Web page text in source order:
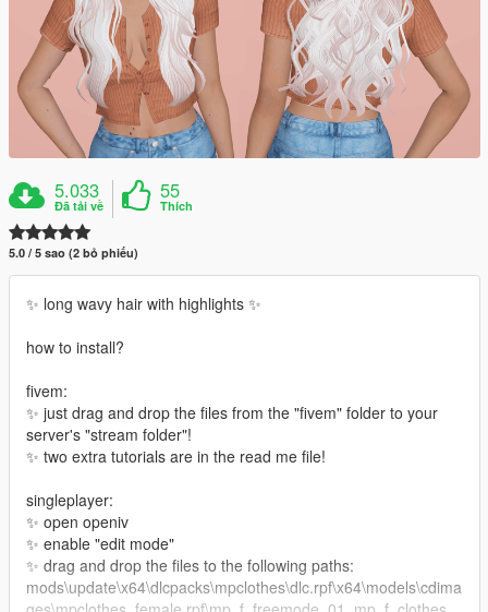
5.033
Đã tải về
55
Thích
5.0 / 5 sao (2 bỏ phiếu)
✨ long wavy hair with highlights ✨
how to install?
fivem:
✨ just drag and drop the files from the "fivem" folder to your
server's "stream folder"!
✨ two extra tutorials are in the read me file!
singleplayer:
✨ open openiv
✨ enable "edit mode"
✨ drag and drop the files to the following paths:
mods\update\x64\dlcpacks\mpclothes\dlc.rpf\x64\models\cdima